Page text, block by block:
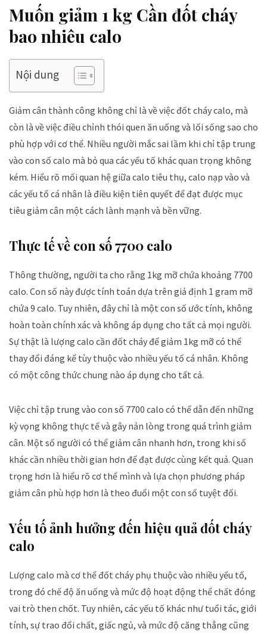
Muốn giảm 1 kg Cần đốt cháy
bao nhiêu calo
Nội dung
Giảm cân thành công không chỉ là về việc đốt cháy calo, mà
còn là về việc điều chỉnh thói quen ăn uống và lối sống sao cho
phù hợp với cơ thể. Nhiều người mắc sai lầm khi chỉ tập trung
vào con số calo mà bỏ qua các yếu tố khác quan trọng không
kém. Hiểu rõ mối quan hệ giữa calo tiêu thụ, calo nạp vào và
các yếu tố cá nhân là điều kiện tiên quyết để đạt được mục
tiêu giảm cân một cách lành mạnh và bền vững.
Thực tế về con số 7700 calo
Thông thường, người ta cho rằng 1kg mỡ chứa khoảng 7700
calo. Con số này được tính toán dựa trên giả định 1 gram mỡ
chứa 9 calo. Tuy nhiên, đây chỉ là một con số ước tính, không
hoàn toàn chính xác và không áp dụng cho tất cả mọi người.
Sự thật là lượng calo cần đốt cháy để giảm 1kg mỡ có thể
thay đổi đáng kể tùy thuộc vào nhiều yếu tố cá nhân. Không
có một công thức chung nào áp dụng cho tất cả.
Việc chỉ tập trung vào con số 7700 calo có thể dẫn đến những
kỳ vọng không thực tế và gây nản lòng trong quá trình giảm
cân. Một số người có thể giảm cân nhanh hơn, trong khi số
khác cần nhiều thời gian hơn để đạt được cùng kết quả. Quan
trọng hơn là hiểu rõ cơ thể mình và lựa chọn phương pháp
giảm cân phù hợp hơn là theo đuổi một con số tuyệt đối.
Yếu tố ảnh hưởng đến hiệu quả đốt cháy
calo
Lượng calo mà cơ thể đốt cháy phụ thuộc vào nhiều yếu tố,
trong đó chế độ ăn uống và mức độ hoạt động thể chất đóng
vai trò then chốt. Tuy nhiên, các yếu tố khác như tuổi tác, giới
tính, sự trao đổi chất, giấc ngủ, và mức độ căng thẳng cũng